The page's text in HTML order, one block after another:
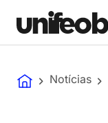
Notícias